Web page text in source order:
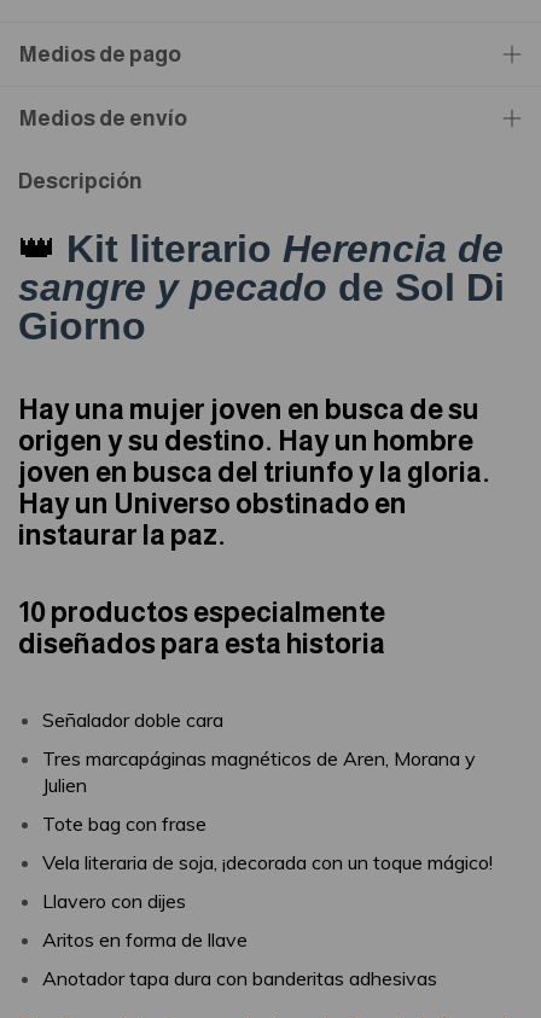
Medios de pago
Medios de envío
Descripción
👑 Kit literario Herencia de
sangre y pecado de Sol Di
Giorno
Hay una mujer joven en busca de su
origen y su destino. Hay un hombre
joven en busca del triunfo y la gloria.
Hay un Universo obstinado en
instaurar la paz.
10 productos especialmente
diseñados para esta historia
Señalador doble cara
Tres marcapáginas magnéticos de Aren, Morana y
Julien
Tote bag con frase
Vela literaria de soja, ¡decorada con un toque mágico!
Llavero con dijes
Aritos en forma de llave
Anotador tapa dura con banderitas adhesivas